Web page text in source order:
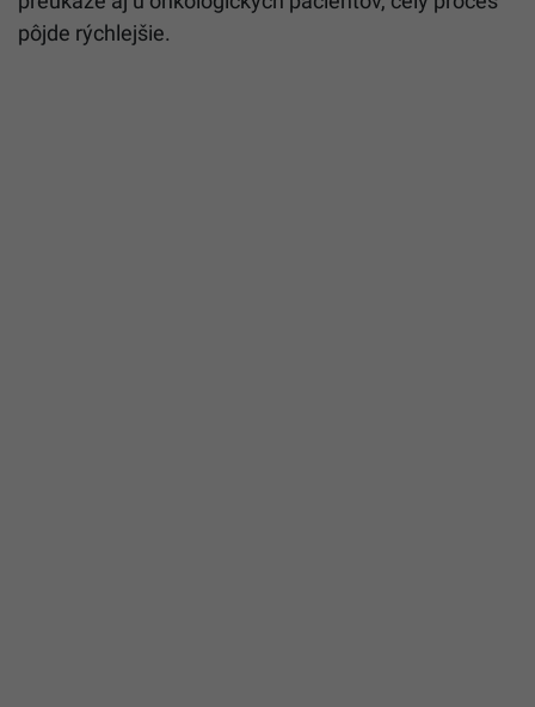
pôjde rýchlejšie.